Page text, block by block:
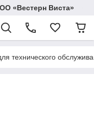
«Вестерн Виста»
технического